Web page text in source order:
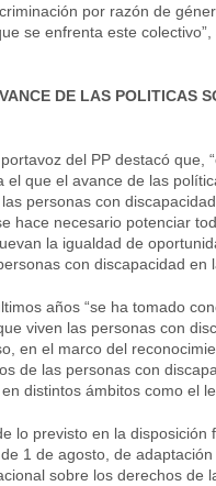
por razón de
se enfrenta este colectivo”,
DE LAS POLITICAS
del PP destacó que,
el que el avance de las
personas con
hace necesario potenciar
la igualdad de
con discapacidad en
años “se ha tomado
viven las personas con
en el marco del
de las personas con
distintos ámbitos como el
lo previsto en la disposición
1 de agosto, de
sobre los derechos de